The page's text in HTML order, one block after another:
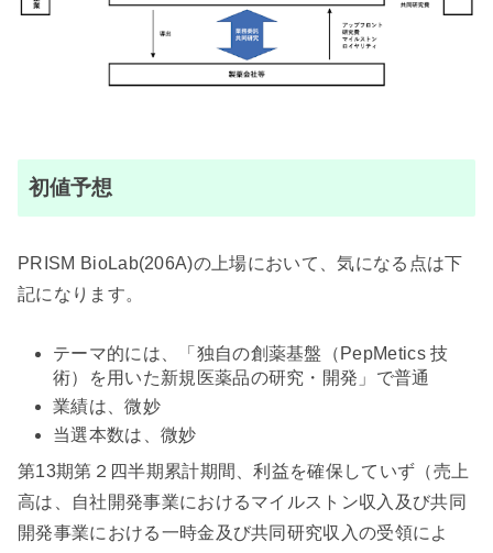
初値予想
PRISM BioLab(206A)の上場において、気になる点は下
記になります。
テーマ的には、「独自の創薬基盤（PepMetics 技
術）を用いた新規医薬品の研究・開発」で普通
業績は、微妙
当選本数は、微妙
第13期第２四半期累計期間、利益を確保していず（売上
高は、自社開発事業におけるマイルストン収入及び共同
開発事業における一時金及び共同研究収入の受領によ